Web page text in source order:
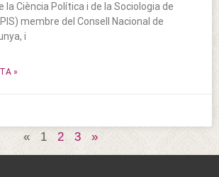
la Ciència Política i de la Sociologia de
membre del Consell Nacional de
i
»
« 1 2 3 »